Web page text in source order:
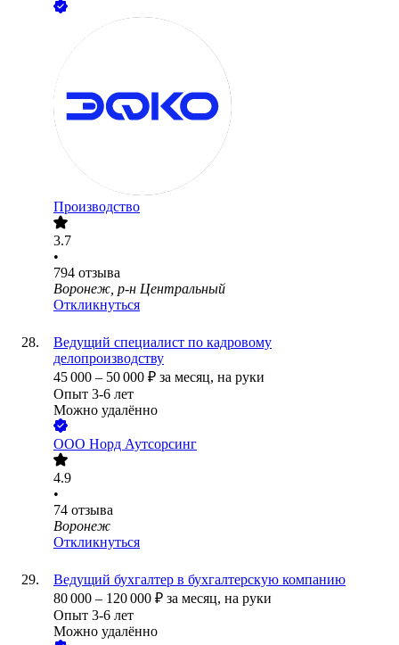
Производство
3.7
•
794 отзыва
Воронеж, р-н Центральный
Откликнуться
Ведущий специалист по кадровому
делопроизводству
45 000 – 50 000 ₽ за месяц, на руки
Опыт 3-6 лет
Можно удалённо
ООО Норд Аутсорсинг
4.9
•
74 отзыва
Воронеж
Откликнуться
Ведущий бухгалтер в бухгалтерскую компанию
80 000 – 120 000 ₽ за месяц, на руки
Опыт 3-6 лет
Можно удалённо